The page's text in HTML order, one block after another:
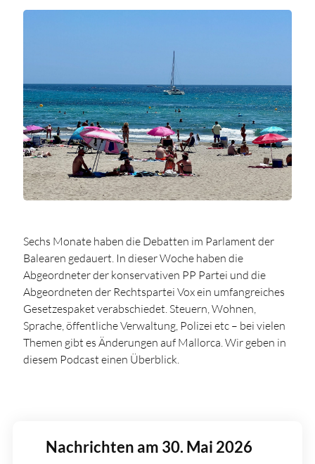
Sechs Monate haben die Debatten im Parlament der
Balearen gedauert. In dieser Woche haben die
Abgeordneter der konservativen PP Partei und die
Abgeordneten der Rechtspartei Vox ein umfangreiches
Gesetzespaket verabschiedet. Steuern, Wohnen,
Sprache, öffentliche Verwaltung, Polizei etc – bei vielen
Themen gibt es Änderungen auf Mallorca. Wir geben in
diesem Podcast einen Überblick.
Nachrichten am 30. Mai 2026